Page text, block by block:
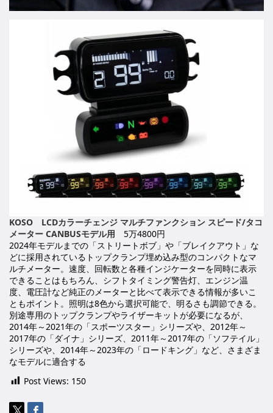
KOSO LCDカラーチェンジ マルチファンクション スピード/タコ
メーター CANBUSモデル用 5万4800円
2024年モデルまでの「ストリートボブ」や「ブレイクアウト」な
どに採用されているトップクランプ埋め込み型のコンパクトなマ
ルチメーター。速度、回転数と各種インジケーターを同時に表示
できることはもちろん、シフトタイミング警告灯、エンジン温
度、電圧計など純正のメーターと比べて表示できる情報が多いこ
ともポイント。照明は8色から選択可能で、明るさも調節できる。
別途専用のトップクランプやライザーキットが必要になるが、
2014年～2021年の「スポーツスター」シリーズや、2012年～
2017年の「ダイナ」シリーズ、2011年～2017年の「ソフテイル」
シリーズや、2014年～2023年の「ロードキング」など、さまざま
なモデルに適合する
Post Views: 150